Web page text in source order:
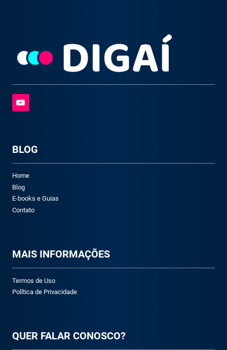
BLOG
Home
Blog
E-books e Guias
Contato
MAIS INFORMAÇÕES
Termos de Uso
Política de Privacidade
QUER FALAR CONOSCO?